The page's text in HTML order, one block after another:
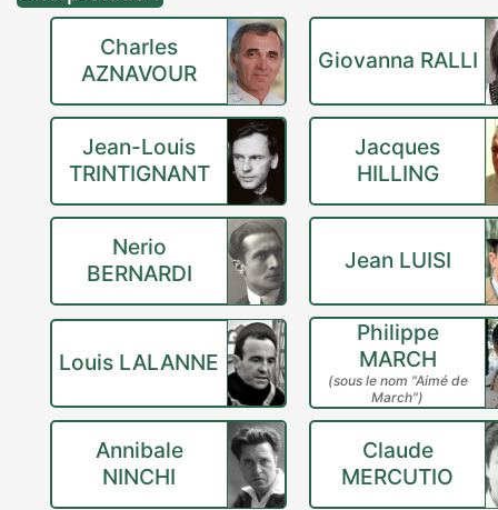
Charles
AZNAVOUR
Giovanna RALLI
Jean-Louis
TRINTIGNANT
Jacques
HILLING
Nerio
BERNARDI
Jean LUISI
Louis LALANNE
Philippe
MARCH
(sous le nom "Aimé de
March")
Annibale
NINCHI
Claude
MERCUTIO